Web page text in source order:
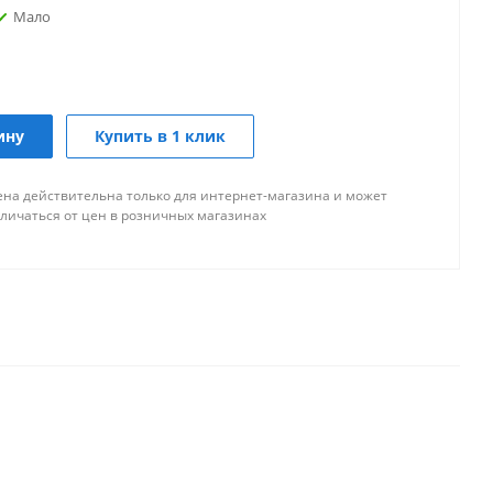
Мало
Мало
39
Мало
Купить в 1 клик
действительна только для интернет-магазина и может
от цен в розничных магазинах